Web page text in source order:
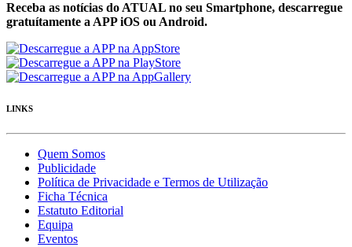
Receba as notícias do ATUAL no seu Smartphone, descarregue
gratuítamente a APP iOS ou Android.
LINKS
Quem Somos
Publicidade
Política de Privacidade e Termos de Utilização
Ficha Técnica
Estatuto Editorial
Equipa
Eventos